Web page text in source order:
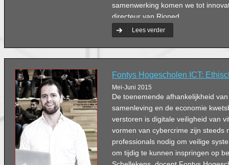
samenwerking komen we tot
directeur van Rioned.
Lees verder
Fontys Hogescholen ICT:
Mei-Juni 2015
De toenemende afhankelijkheid
samenleving en de economie
verstoren is digitale veiligheid van
vormen van cybercrime zijn steeds
professionals nodig om veilige
om tijdig te kunnen inspringen op